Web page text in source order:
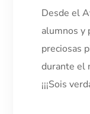
Desde el
alumnos y
preciosas
durante el
¡¡¡Sois